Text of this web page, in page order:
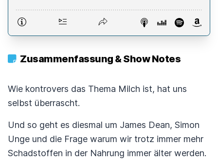
Zusammenfassung & Show Notes
Wie kontrovers das Thema Milch ist, hat uns
selbst überrascht.
Und so geht es diesmal um James Dean, Simon
Unge und die Frage warum wir trotz immer mehr
Schadstoffen in der Nahrung immer älter werden.